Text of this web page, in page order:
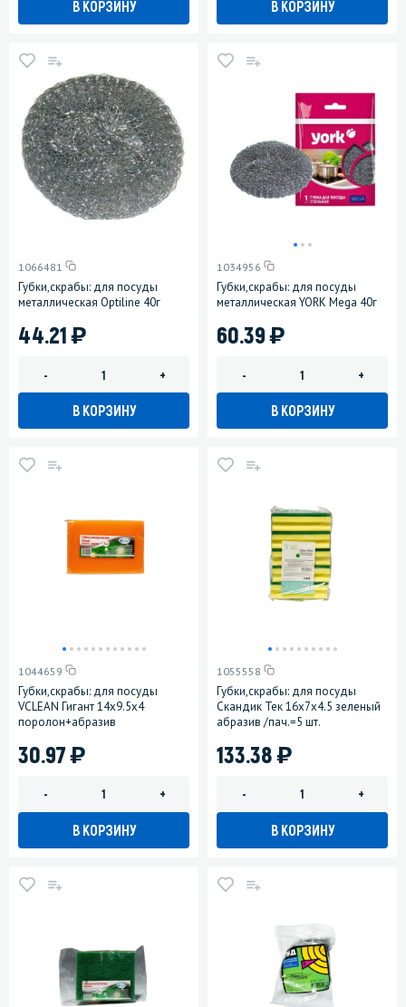
В КОРЗИНУ В КОРЗИНУ
1066481
Губки,скрабы: для посуды
металлическая Optiline 40г
44.21)
- +
В КОРЗИНУ
1034956
Губки,скрабы: для посуды
металлическая YORK Mega 40г
60.39)
- +
В КОРЗИНУ
1044659
Губки,скрабы: для посуды
VCLEAN Гигант 14х9.5х4
поролон+абразив
30.97)
- +
В КОРЗИНУ
1055558
Губки,скрабы: для посуды
Скандик Тек 16х7х4.5 зеленый
абразив /пач.=5 шт.
133.38)
- +
В КОРЗИНУ